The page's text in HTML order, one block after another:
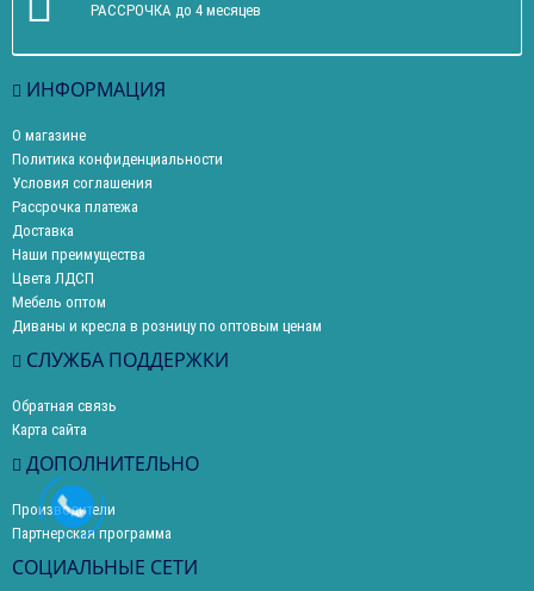
РАССРОЧКА до 4 месяцев
ИНФОРМАЦИЯ
О магазине
Политика конфиденциальности
Условия соглашения
Рассрочка платежа
Доставка
Наши преимущества
Цвета ЛДСП
Мебель оптом
Диваны и кресла в розницу по оптовым ценам
СЛУЖБА ПОДДЕРЖКИ
Обратная связь
Карта сайта
ДОПОЛНИТЕЛЬНО
Производители
Партнерская программа
СОЦИАЛЬНЫЕ СЕТИ